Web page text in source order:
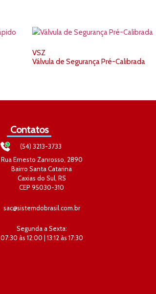
VSZ
Válvula de Segurança Pré-Calibrada
Contatos
(54) 3213-3733
Rua Ernesto Zanrosso, 2890
Bairro Santa Catarina
Caxias do Sul, RS
CEP 95030-310
sac@sistemdobrasil.com.br
Segunda a Sexta:
07:30 às 12:00 | 13:12 às 17:30